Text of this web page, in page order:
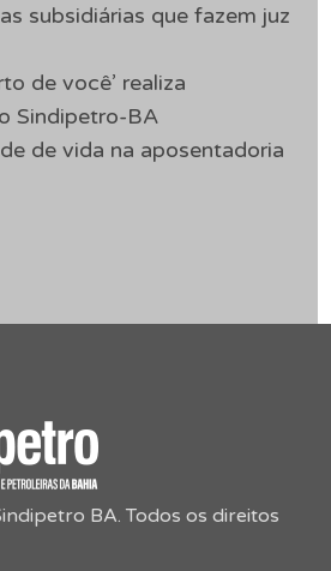
subsidiárias que fazem juz
de você’ realiza
Sindipetro-BA
de vida na aposentadoria
BA. Todos os direitos